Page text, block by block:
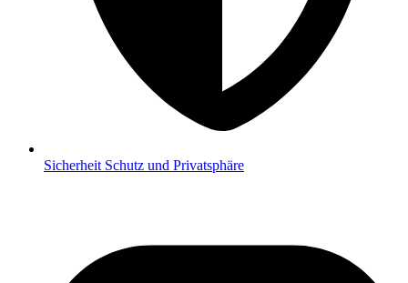
Sicherheit Schutz und Privatsphäre